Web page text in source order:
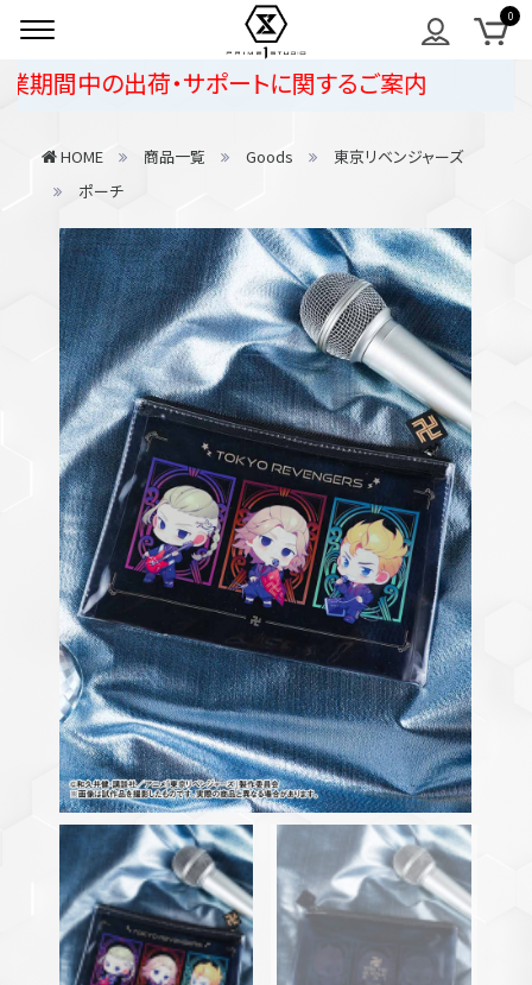
中の出荷・サポートに関するご案内
HOME 商品一覧 Goods
東京リベンジャーズ
ポーチ